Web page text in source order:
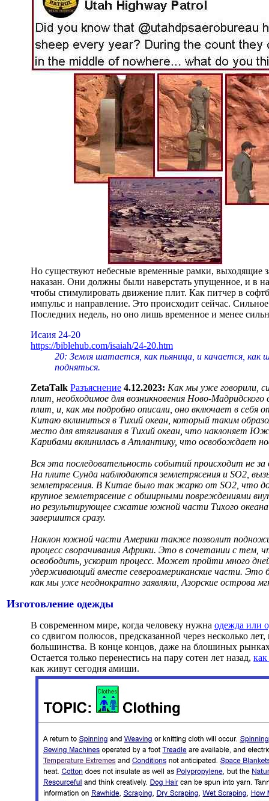
Но существуют небесные временные рамки, выходящие
наказан. Они должны были наверстать упущенное, и в
чтобы стимулировать движение плит. Как питчер в
импульс и направление. Это происходит сейчас.
Последних недель, но оно лишь временное и менее
Исаия 24-20
https://biblehub.com/isaiah/24-20.htm
20: Земля шатается, как пьяница, и качается,
подняться.
ZetaTalk Разъяснение 4.12.2023: Как мы уже говорили,
плит, необходимое для возникновения Ново-
плит, и, как мы подробно описали, оно включает в
Китаю вклиниться в Тихий океан, который таким
место для втягивания в Тихий океан, что наклоняет
Карибами вклинилась в Атлантику, что освобождает
Вся эта последовательность событий происходит не
На плите Сунда наблюдаются землетрясения и SO2,
землетрясения. В Китае было так жарко от SO2, что
крупное землетрясение с обширными повреждениями
но результирующее сжатие южной части Тихого океана
завершится сразу.
Наклон южной части Америки также позволит
процесс сворачивания Африки. Это в сочетании с
освободить, ускорит процесс. Может пройти много
удерживающий вместе североамериканские части. Это
как мы уже неоднократно заявляли, Азорские острова
Изготовление одежды
В современном мире, когда человеку нужна одежда или
со сдвигом полюсов, предсказанной через несколько
большинства. В конце концов, даже на блошиных рынках
Остается только перенестись на пару сотен лет назад,
как живут сегодня амиши.